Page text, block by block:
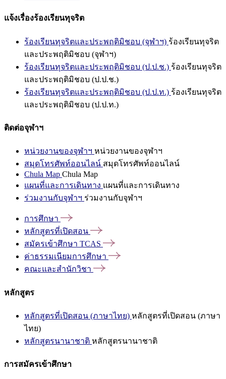
แจ้งเรื่องร้องเรียนทุจริต
ร้องเรียนทุจริตและประพฤติมิชอบ (จุฬาฯ) ร้องเรียนทุจริต
และประพฤติมิชอบ (จุฬาฯ)
ร้องเรียนทุจริตและประพฤติมิชอบ (ป.ป.ช.) ร้องเรียนทุจริต
และประพฤติมิชอบ (ป.ป.ช.)
ร้องเรียนทุจริตและประพฤติมิชอบ (ป.ป.ท.) ร้องเรียนทุจริต
และประพฤติมิชอบ (ป.ป.ท.)
ติดต่อจุฬาฯ
หน่วยงานของจุฬาฯ หน่วยงานของจุฬาฯ
สมุดโทรศัพท์ออนไลน์ สมุดโทรศัพท์ออนไลน์
Chula Map Chula Map
แผนที่และการเดินทาง แผนที่และการเดินทาง
ร่วมงานกับจุฬาฯ ร่วมงานกับจุฬาฯ
การศึกษา
หลักสูตรที่เปิดสอน
สมัครเข้าศึกษา TCAS
ค่าธรรมเนียมการศึกษา
คณะและสำนักวิชา
หลักสูตร
หลักสูตรที่เปิดสอน (ภาษาไทย) หลักสูตรที่เปิดสอน (ภาษา
ไทย)
หลักสูตรนานาชาติ หลักสูตรนานาชาติ
การสมัครเข้าศึกษา